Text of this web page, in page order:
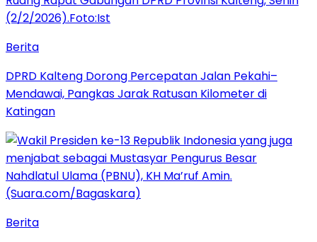
Berita
DPRD Kalteng Dorong Percepatan Jalan Pekahi–
Mendawai, Pangkas Jarak Ratusan Kilometer di
Katingan
Berita